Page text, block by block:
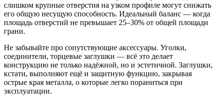
слишком крупные отверстия на узком профиле могут снижать
его общую несущую способность. Идеальный баланс — когда
площадь отверстий не превышает 25–30% от общей площади
грани.
Не забывайте про сопутствующие аксессуары. Уголки,
соединители, торцевые заглушки — всё это делает
конструкцию не только надёжной, но и эстетичной. Заглушки,
кстати, выполняют ещё и защитную функцию, закрывая
острые края металла, о которые легко пораниться при
эксплуатации.